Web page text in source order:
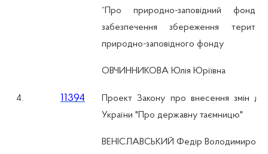
“Про природно-заповідний фонд
забезпечення збереження
природно-заповідного фонду
ОВЧИННИКОВА Юлія Юріївна
4. 11394
Проект Закону про внесення змін до
України "Про державну таємницю"
ВЕНІСЛАВСЬКИЙ Федір